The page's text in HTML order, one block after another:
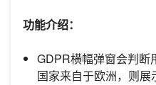
功能介绍：
GDPR横幅弹窗会判断
国家来自于欧洲，则展